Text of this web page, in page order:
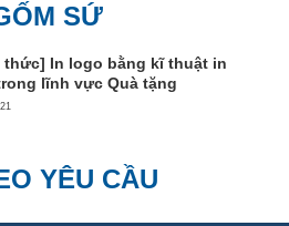
SỨ
thức] In logo bằng kĩ thuật in
lĩnh vực Quà tặng
YÊU CẦU